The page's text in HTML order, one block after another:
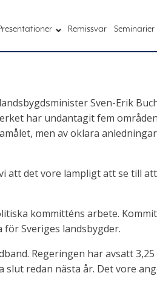
Remissvar Seminarier
Sven-Erik
har undantagit fem
men av oklara
det vore lämpligt att se till
kommitténs arbete.
Sveriges landsbygder.
Regeringen har avsatt
redan nästa år. Det vore